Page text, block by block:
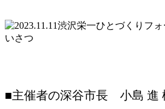
■主催者の深谷市長 小島